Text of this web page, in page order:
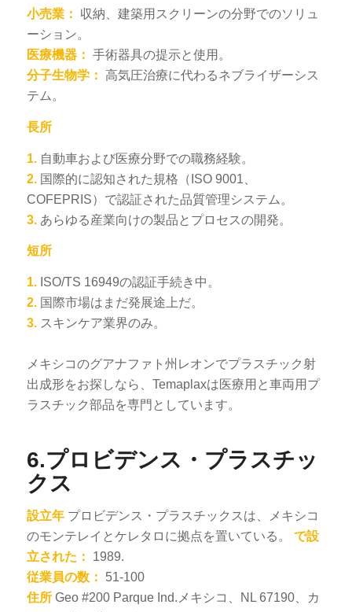
小売業：
収納、建築用スクリーンの分野でのソリュ
ーション。
医療機器： 手術器具の提示と使用。
分子生物学： 高気圧治療に代わるネブライザーシス
テム。
長所
1.自動車および医療分野での職務経験。
2.国際的に認知された規格（ISO 9001、
COFEPRIS）で認証された品質管理システム。
3.あらゆる産業向けの製品とプロセスの開発。
短所
1.ISO/TS 16949の認証手続き中。
2.国際市場はまだ発展途上だ。
3.スキンケア業界のみ。
メキシコのグアナファト州レオンでプラスチック射
出成形をお探しなら、Temaplaxは医療用と車両用プ
ラスチック部品を専門としています。
6.プロビデンス・プラスチッ
クス
設立年プロビデンス・プラスチックスは、メキシコ
のモンテレイとケレタロに拠点を置いている。 で設
立された：
1989.
従業員の数：
51-100
住所Geo #200 Parque Ind.メキシコ、NL 67190、カ